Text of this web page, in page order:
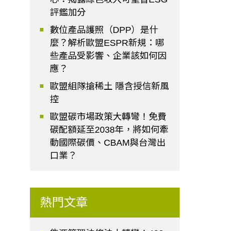
評鑑加分
數位產品護照（DPP）是什
麼？解析歐盟ESPR新規：哪
些產品受影響、企業該如何因
應？
歐盟組隊搶稀土 隱含授信新風
控
歐盟碳市場政策大轉彎！免費
碳配額延至2038年，將如何牽
動國際碳價、CBAM與台灣出
口業？
熱門文章